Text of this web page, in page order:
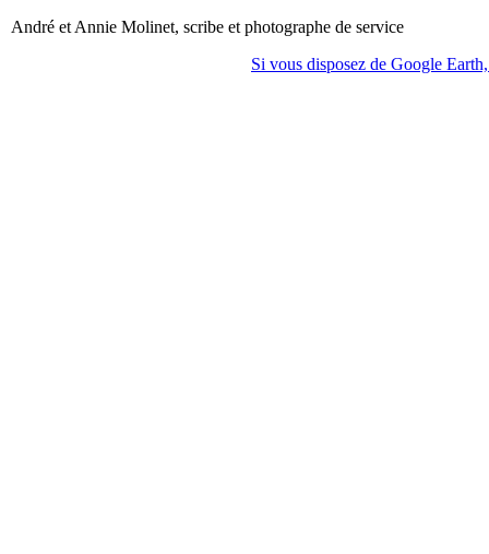
André et Annie Molinet, scribe et photographe de service
Si vous disposez de Google